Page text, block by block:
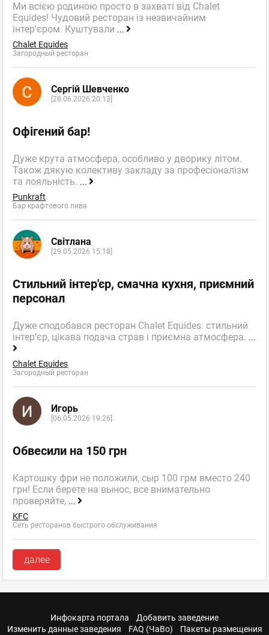
Ми всією родиною просто в захваті від Chalet
Equides! Чудовий ресторан із незвичайним
інтер'єром. Куштували ...
Chalet Equides
Загородный ресторан
Сергій Шевченко
[28.06.2026 20:13]
Офігений бар!
Дуже крута атмосфера, особливо у дворику літом.
Також дякую колективу закладу за професіоналізм
та лояльність. ...
Punkraft
Бар крафтового пива
Світлана
[29.05.2026 15:18]
Стильний інтер'єр, смачна кухня, приємний
персонал
Дуже сподобався ресторан Chalet Equides: стильний
інтер’єр, цікава подача страв і приємна атмосфера. ...
Chalet Equides
Загородный ресторан
Игорь
[06.05.2026 19:26]
Обвесили на 150 грн
Картошку фри не положили, сыр 100 грм вместо 240
грн! Если берете на вынос, все внимательно
проверяйте, ...
KFC
Сеть ресторанов быстрого обслуживания
далее
Инфокарта портала
Добавить заведение
Изменить данные заведения
FAQ (ЧаВо) Пакеты размещения